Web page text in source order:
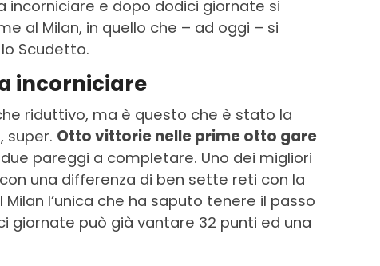
e dopo dodici giornate si
al Milan, in quello che – ad oggi – si
Scudetto.
incorniciare
riduttivo, ma è questo che è stato la
super. Otto vittorie nelle prime otto gare
pareggi a completare. Uno dei migliori
una differenza di ben sette reti con la
l’unica che ha saputo tenere il passo
giornate può già vantare 32 punti ed una